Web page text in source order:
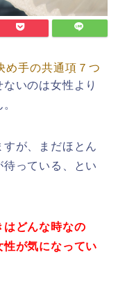
手の共通項７つ
いのは女性より
が、まだほとん
っている、とい
はどんな時なの
が気になってい